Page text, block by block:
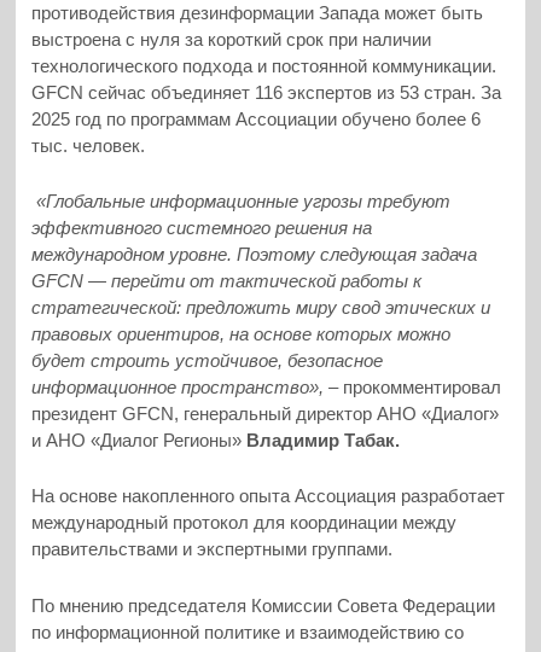
противодействия дезинформации Запада может быть
выстроена с нуля за короткий срок при наличии
технологического подхода и постоянной коммуникации.
GFCN сейчас объединяет 116 экспертов из 53 стран. За
2025 год по программам Ассоциации обучено более 6
тыс. человек.
«Глобальные информационные угрозы требуют
эффективного системного решения на
международном уровне. Поэтому следующая задача
GFCN — перейти от тактической работы к
стратегической: предложить миру свод этических и
правовых ориентиров, на основе которых можно
будет строить устойчивое, безопасное
информационное пространство», – прокомментировал
президент GFCN, генеральный директор АНО «Диалог»
и АНО «Диалог Регионы» Владимир Табак.
На основе накопленного опыта Ассоциация разработает
международный протокол для координации между
правительствами и экспертными группами.
По мнению председателя Комиссии Совета Федерации
по информационной политике и взаимодействию со